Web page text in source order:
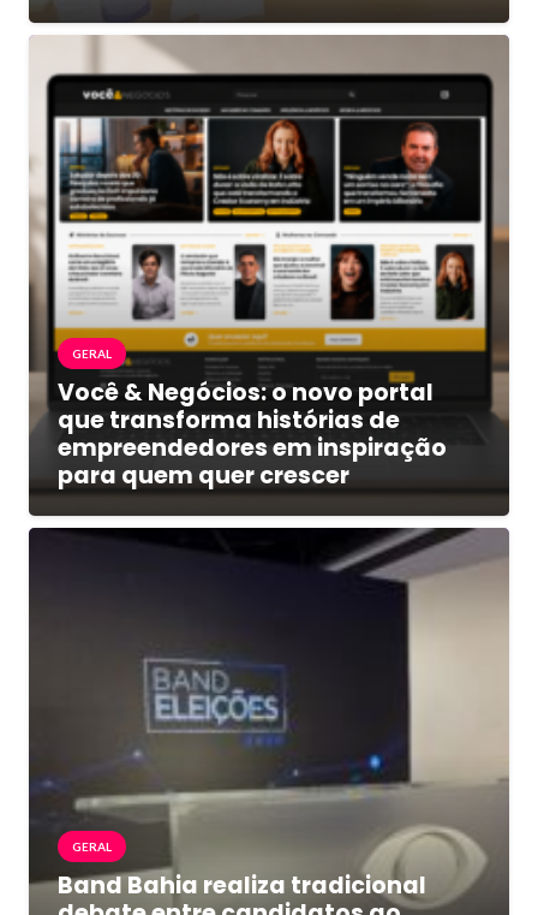
GERAL
Você & Negócios: o novo portal
que transforma histórias de
empreendedores em inspiração
para quem quer crescer
GERAL
Band Bahia realiza tradicional